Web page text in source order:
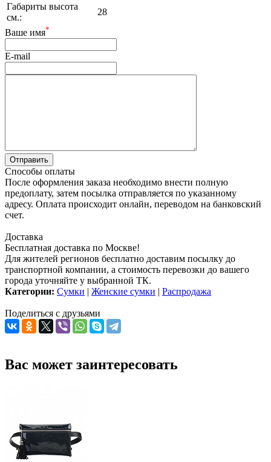
Габариты высота
см.:
28
Ваше имя*
E-mail
Способы оплаты
После оформления заказа необходимо внести полную
предоплату, затем посылка отправляется по указанному
адресу. Оплата происходит онлайн, переводом на банковский
счет.
Доставка
Бесплатная доставка по Москве!
Для жителей регионов бесплатно доставим посылку до
транспортной компании, а стоимость перевозки до вашего
города уточняйте у выбранной ТК.
Категории: Сумки | Женские сумки | Распродажа
Поделиться с друзьями
Вас может заинтересовать